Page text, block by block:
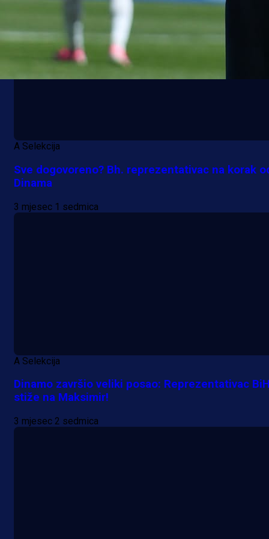
A Selekcija
Sve dogovoreno? Bh. reprezentativac na korak
Dinama
3 mjesec 1 sedmica
A Selekcija
Dinamo završio veliki posao: Reprezentativac
stiže na Maksimir!
3 mjesec 2 sedmica